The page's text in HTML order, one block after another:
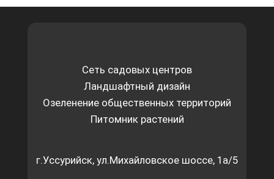
Сеть садовых центров
Ландшафтный дизайн
Озеленение общественных территорий
Питомник растений
г.Уссурийск, ул.Михайловское шоссе, 1а/5